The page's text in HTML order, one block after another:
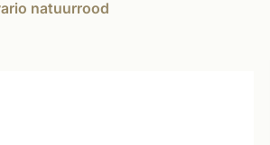
natuurrood